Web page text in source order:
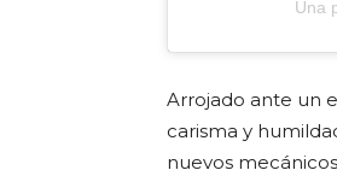
Una
Arrojado ante un
carisma y
nuevos